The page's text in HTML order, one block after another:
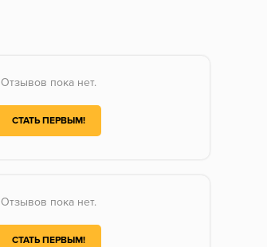
Отзывов пока нет.
СТАТЬ ПЕРВЫМ!
Отзывов пока нет.
СТАТЬ ПЕРВЫМ!